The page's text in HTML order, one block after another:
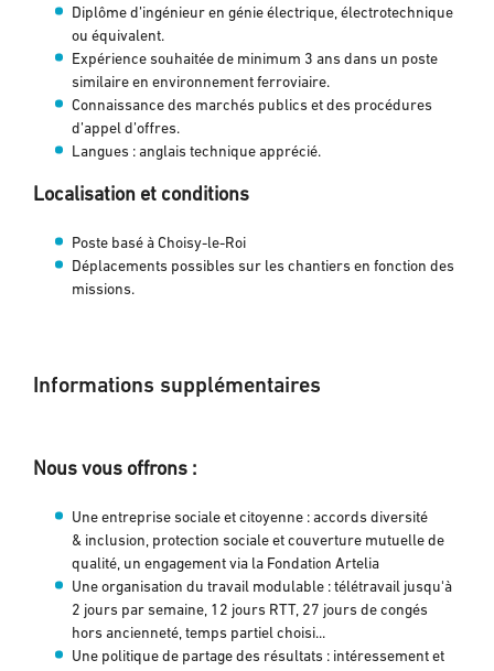
Diplôme d’ingénieur en génie électrique, électrotechnique
ou équivalent.
Expérience souhaitée de minimum 3 ans dans un poste
similaire en environnement ferroviaire.
Connaissance des marchés publics et des procédures
d’appel d’offres.
Langues : anglais technique apprécié.
Localisation et conditions
Poste basé à Choisy-le-Roi
Déplacements possibles sur les chantiers en fonction des
missions.
Informations supplémentaires
Nous vous offrons :
Une entreprise sociale et citoyenne : accords diversité
& inclusion, protection sociale et couverture mutuelle de
qualité, un engagement via la Fondation Artelia
Une organisation du travail modulable : télétravail jusqu'à
2 jours par semaine, 12 jours RTT, 27 jours de congés
hors ancienneté, temps partiel choisi...
Une politique de partage des résultats : intéressement et